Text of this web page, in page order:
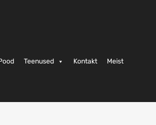
Teenused Kontakt Meist